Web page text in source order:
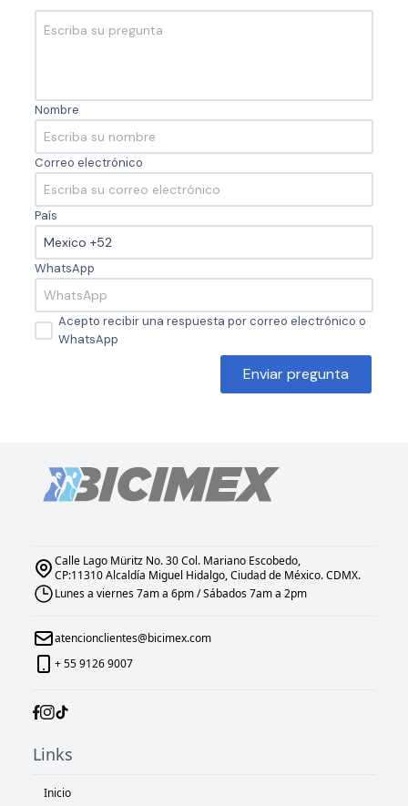
Nombre
Correo electrónico
País
WhatsApp
Acepto recibir una respuesta por correo electrónico o
WhatsApp
Enviar pregunta
Calle Lago Müritz No. 30 Col. Mariano Escobedo,
CP:11310 Alcaldía Miguel Hidalgo, Ciudad de México. CDMX.
Lunes a viernes 7am a 6pm / Sábados 7am a 2pm
atencionclientes@bicimex.com
+ 55 9126 9007
Links
Inicio